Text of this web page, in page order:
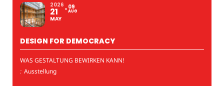
2026
21
MAY
09
AUG
DESIGN FOR DEMOCRACY
WAS GESTALTUNG BEWIRKEN KANN!
: Ausstellung